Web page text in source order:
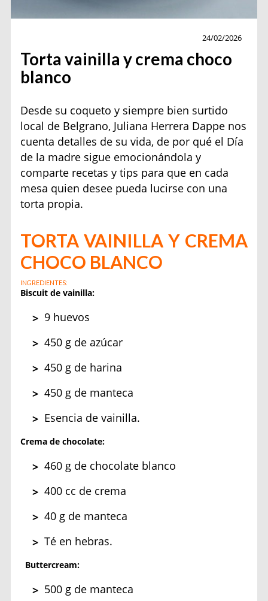
24/02/2026
Torta vainilla y crema choco
blanco
Desde su coqueto y siempre bien surtido
local de Belgrano, Juliana Herrera Dappe nos
cuenta detalles de su vida, de por qué el Día
de la madre sigue emocionándola y
comparte recetas y tips para que en cada
mesa quien desee pueda lucirse con una
torta propia.
TORTA VAINILLA Y CREMA
CHOCO BLANCO
INGREDIENTES:
Biscuit de vainilla:
9 huevos
450 g de azúcar
450 g de harina
450 g de manteca
Esencia de vainilla.
Crema de chocolate:
460 g de chocolate blanco
400 cc de crema
40 g de manteca
Té en hebras.
Buttercream:
500 g de manteca